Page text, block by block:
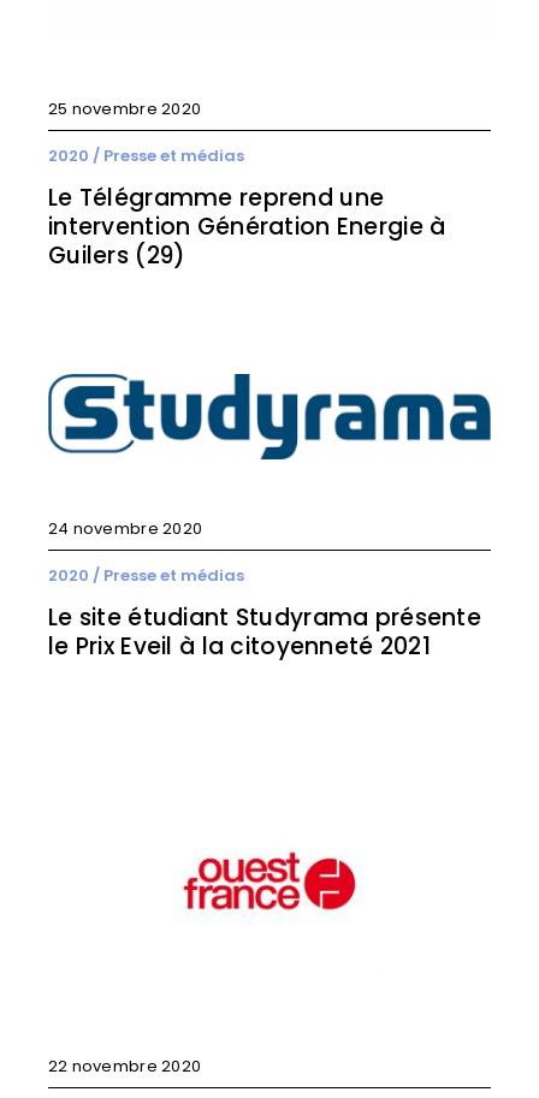
25 novembre 2020
2020 / Presse et médias
Le Télégramme reprend une
intervention Génération Energie à
Guilers (29)
24 novembre 2020
2020 / Presse et médias
Le site étudiant Studyrama présente
le Prix Eveil à la citoyenneté 2021
22 novembre 2020